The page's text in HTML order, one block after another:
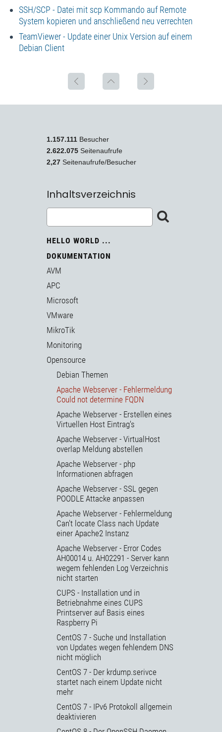
SSH/SCP - Datei mit scp Kommando auf Remote
System kopieren und anschließend neu verrechten
TeamViewer - Update einer Unix Version auf einem
Debian Client
1.157.111 Besucher
2.622.075 Seitenaufrufe
2,27 Seitenaufrufe/Besucher
Inhaltsverzeichnis
HELLO WORLD ...
DOKUMENTATION
AVM
APC
Microsoft
VMware
MikroTik
Monitoring
Opensource
Debian Themen
Apache Webserver - Fehlermeldung
Could not determine FQDN
Apache Webserver - Erstellen eines
Virtuellen Host Eintrag's
Apache Webserver - VirtualHost
overlap Meldung abstellen
Apache Webserver - php
Informationen abfragen
Apache Webserver - SSL gegen
POODLE Attacke anpassen
Apache Webserver - Fehlermeldung
Can't locate Class nach Update
einer Apache2 Instanz
Apache Webserver - Error Codes
AH00014 u. AH02291 - Server kann
wegem fehlenden Log Verzeichnis
nicht starten
CUPS - Installation und in
Betriebnahme eines CUPS
Printserver auf Basis eines
Raspberry Pi
CentOS 7 - Suche und Installation
von Updates wegen fehlendem DNS
nicht möglich
CentOS 7 - Der krdump.serivce
startet nach einem Update nicht
mehr
CentOS 7 - IPv6 Protokoll allgemein
deaktivieren